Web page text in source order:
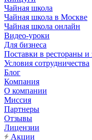
Чайная школа
Чайная школа в Москве
Чайная школа онлайн
Видео-уроки
Для бизнеса
Поставки в рестораны и
Условия сотрудничества
Блог
Компания
О компании
Миссия
Партнеры
Отзывы
Лицензии
Акции